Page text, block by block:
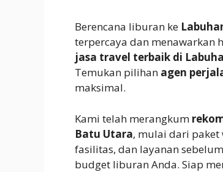
Berencana liburan ke
terpercaya dan menawarkan
jasa travel terbaik di
Temukan pilihan agen
maksimal.
Kami telah merangkum
Batu Utara, mulai dari paket
fasilitas, dan layanan
budget liburan Anda. Siap